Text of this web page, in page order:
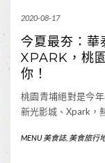
2020-08-17
今夏最夯：華
XPARK，桃
你！
桃園青埔絕對是今
新光影城、Xpark，
MENU 美食誌, 美食旅行